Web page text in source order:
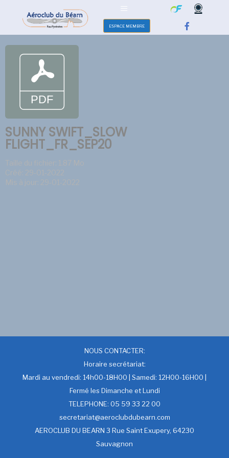
ESPACE MEMBRE
SUNNY SWIFT_SLOW
FLIGHT_FR_SEP20
Taille du fichier: 1.87 Mo
Créé: 29-01-2022
Mis à jour: 29-01-2022
NOUS CONTACTER:
Horaire secrétariat:
Mardi au vendredi: 14h00-18H00 | Samedi: 12H00-16H00 |
Fermé les Dimanche et Lundi
TELEPHONE: 05 59 33 22 00
secretariat@aeroclubdubearn.com
AEROCLUB DU BEARN 3 Rue Saint Exupery, 64230
Sauvagnon